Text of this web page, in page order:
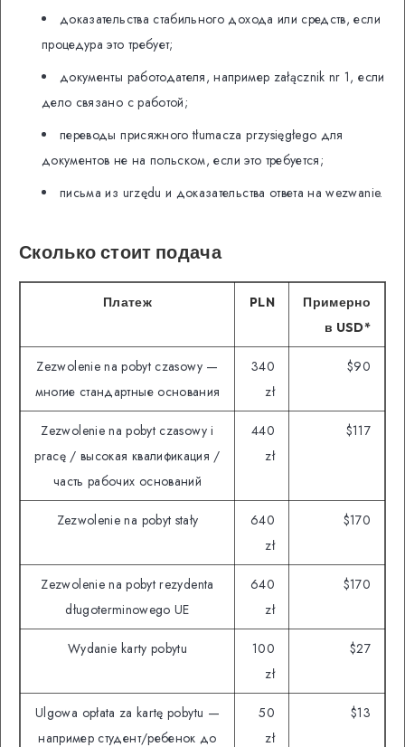
доказательства стабильного дохода или средств, если
процедура это требует;
документы работодателя, например załącznik nr 1, если
дело связано с работой;
переводы присяжного tłumacza przysięgłego для
документов не на польском, если это требуется;
письма из urzędu и доказательства ответа на wezwanie.
Сколько стоит подача
Платеж PLN
Примерно
в USD*
Zezwolenie na pobyt czasowy —
многие стандартные основания
340
zł
$90
Zezwolenie na pobyt czasowy i
pracę / высокая квалификация /
часть рабочих оснований
440
zł
$117
Zezwolenie na pobyt stały
640
zł
$170
Zezwolenie na pobyt rezydenta
długoterminowego UE
640
zł
$170
Wydanie karty pobytu
100
zł
$27
Ulgowa opłata za kartę pobytu —
например студент/ребенок до
50
zł
$13